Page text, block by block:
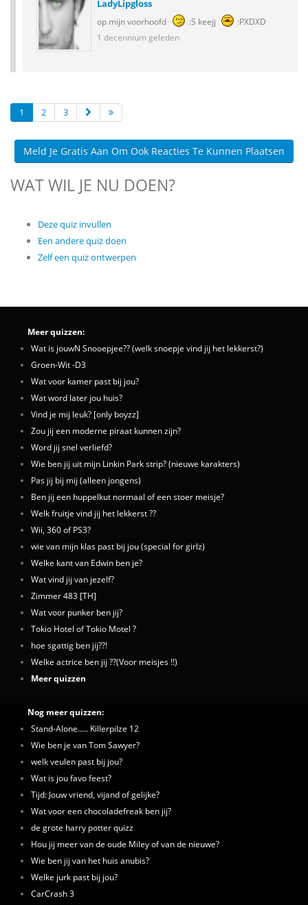
LadyLipgloss
op mijn voorhoofd :S keejj
:PXDXD
1 decennium geleden
1 2 3
Meld Je Gratis Aan Om Ook Reacties Te Kunnen Plaatsen
WAT WIL JE NU DOEN?
Deze quiz invullen
Een andere quiz doen
Zelf een quiz ontwerpen
Meer quizzen:
Wat is jouwN Snooepjee?? (welk snoepje vind jij het lekkerst?)
Groen-Wit -D3
Wat voor kamer past bij jou?
Wat word later jou huis?
Vind je mij leuk? [only boyzz]
Zou jij een moderne piraat kunnen zijn?
Word jij snel verliefd?
Wie ben jij uit mijn Linkin Park strip? (nieuwe karakters)
Pas jij bij mij (alleen jongens)
Ben jij een huppelkut normaal of een stoer meisje?
Welk fruitje vind jij het lekkerst ??
Wii, 360 of PS3?
wie van mijn klas past bij jou (special for girlz)
Welke kant van Edwin ben je?
Wat vind jij van jezelf?
Zimmer 483 [TH]
Wat voor punker ben jij?
Tokio Hotel of Tokio Motel ?
hoe sgattig ben jij??!
Welke actrice ben jij ??(Voor meisjes !!)
Meer quizzen
Nog meer quizzen:
Stand-Alone..... Killerpilze 12
Wie ben je van Tom Sawyer?
welk veulen past bij jou?
Wat is jou favo feest?
Tijd: Jouw vriend, vijand of gelijke?
Wat voor een chocoladefreak ben jij?
de grote harry potter quizz
Hou jij meer van de oude Miley of van de nieuwe?
Wie ben jij van het huis anubis?
Welke jurk past bij jou?
CarCrash 3